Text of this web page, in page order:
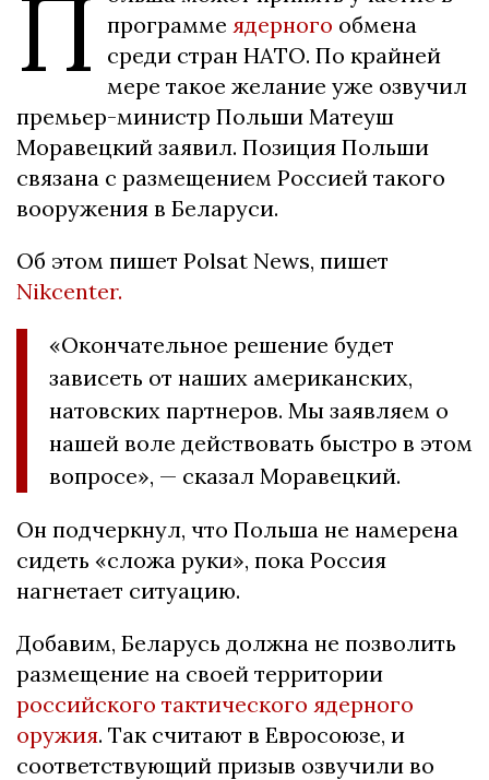
П программе ядерного обмена
среди стран НАТО. По крайней
мере такое желание уже озвучил
премьер-министр Польши Матеуш
Моравецкий заявил. Позиция Польши
связана с размещением Россией такого
вооружения в Беларуси.
Об этом пишет Polsat News, пишет
Nikcenter.
«Окончательное решение будет
зависеть от наших американских,
натовских партнеров. Мы заявляем о
нашей воле действовать быстро в этом
вопросе», — сказал Моравецкий.
Он подчеркнул, что Польша не намерена
сидеть «сложа руки», пока Россия
нагнетает ситуацию.
Добавим, Беларусь должна не позволить
размещение на своей территории
российского тактического ядерного
оружия. Так считают в Евросоюзе, и
соответствующий призыв озвучили во